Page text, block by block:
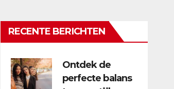
RECENTE BERICHTEN
Ontdek de
perfecte balans